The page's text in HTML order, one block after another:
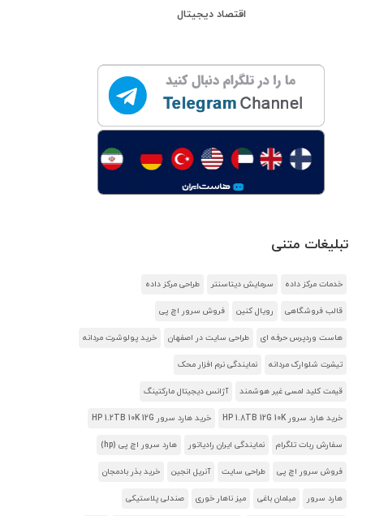
اقتصاد دیجیتال
تبلیغات متنی
خدمات مرکز داده سرمایش دیتاسنتر طراحی مرکز داده
قالب فروشگاهی رویال کنین فروش سرور اچ پی
هاست وردپرس حرفه ای طراحی سایت در اصفهان خرید پولوشرت مردانه
تیشرت شلوارک مردانه نمایندگی نرم افزار محک
قیمت کلید لمسی غیر هوشمند آژانس دیجیتال مارکتینگ
خرید هارد سرور HP 1.8TB 12G 10K خرید هارد سرور HP 1.2TB 10K 12G
سفارش ربات تلگرام نمایندگی ایران رادیاتور هارد سرور اچ پی (hp)
فروش سرور اچ پی طراحی سایت آنریل انجین خرید بذر بادمجان
هارد سرور مبلمان باغی میز ناهار خوری صندلی پلاستیکی